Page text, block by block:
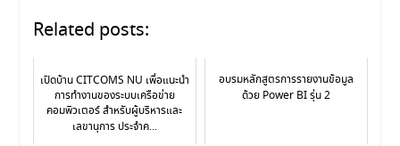
Related posts:
เปิดบ้าน CITCOMS NU เพื่อแนะนำ
การทำงานของระบบเครือข่าย
คอมพิวเตอร์ สำหรับผู้บริหารและ
เลขานุการ ประจำค...
อบรมหลักสูตรการรายงานข้อมูล
ด้วย Power BI รุ่น 2